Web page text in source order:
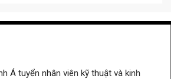
Á tuyển nhân viên kỹ thuật và kinh